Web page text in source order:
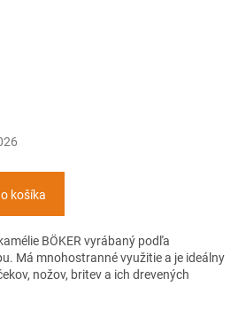
košíka
BÖKER vyrábaný podľa
Má mnohostranné využitie a je ideálny
nožov, britev a ich drevených